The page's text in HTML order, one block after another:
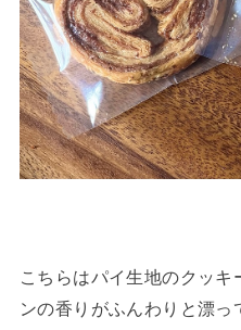
こちらはパイ生地のクッ
ンの香りがふんわりと漂っ